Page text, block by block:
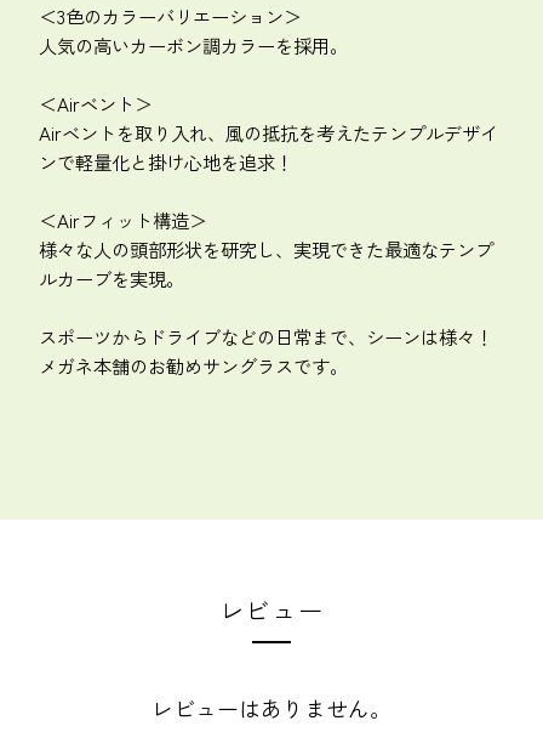
＜3色のカラーバリエーション＞
人気の高いカーボン調カラーを採用。
＜Airベント＞
Airベントを取り入れ、風の抵抗を考えたテンプルデザイ
ンで軽量化と掛け心地を追求！
＜Airフィット構造＞
様々な人の頭部形状を研究し、実現できた最適なテンプ
ルカーブを実現。
スポーツからドライブなどの日常まで、シーンは様々！
メガネ本舗のお勧めサングラスです。
レビュー
レビューはありません。